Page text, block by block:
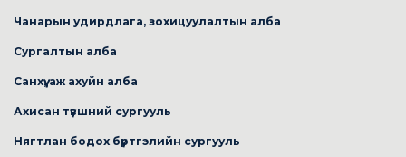
Чанарын удирдлага, зохицуулалтын алба
Сургалтын алба
Санхүү, аж ахуйн алба
Ахисан түвшний сургууль
Нягтлан бодох бүртгэлийн сургууль